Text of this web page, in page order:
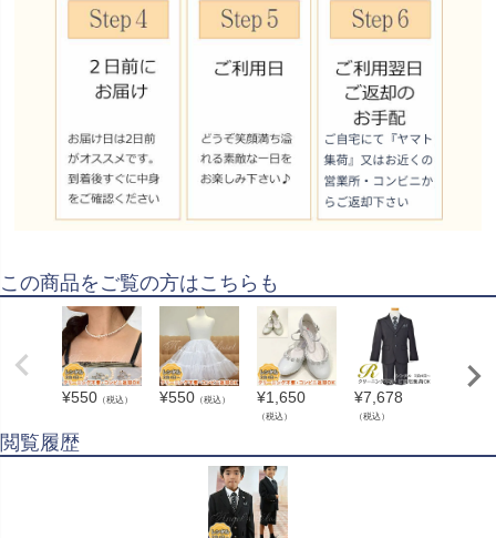
この商品をご覧の方はこちらも
¥550 （税込） ¥550 （税込） ¥1,650
（税込）
¥7,678
（税込）
閲覧履歴